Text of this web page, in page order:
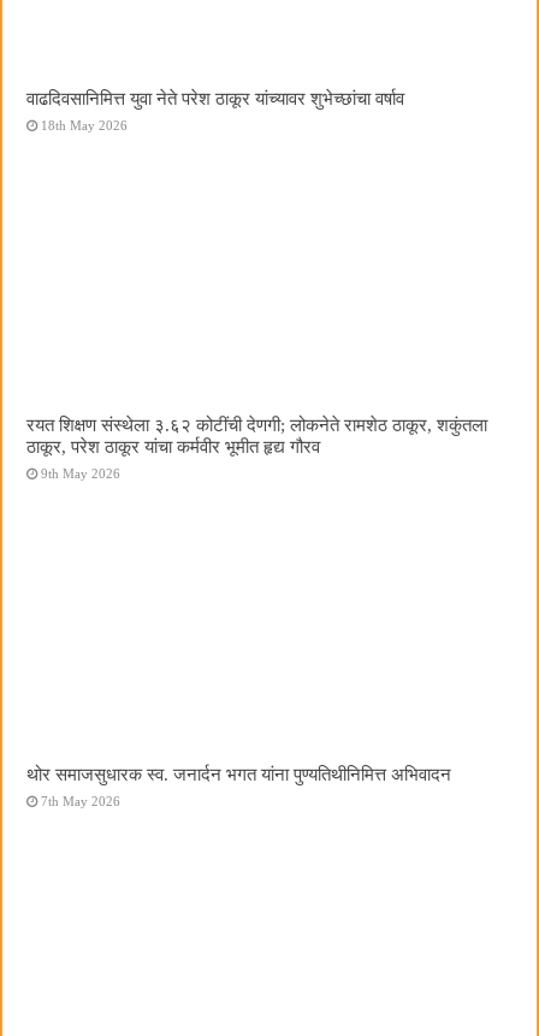
वाढदिवसानिमित्त युवा नेते परेश ठाकूर यांच्यावर शुभेच्छांचा वर्षाव
18th May 2026
रयत शिक्षण संस्थेला ३.६२ कोटींची देणगी; लोकनेते रामशेठ ठाकूर, शकुंतला
ठाकूर, परेश ठाकूर यांचा कर्मवीर भूमीत हृद्य गौरव
9th May 2026
थोर समाजसुधारक स्व. जनार्दन भगत यांना पुण्यतिथीनिमित्त अभिवादन
7th May 2026